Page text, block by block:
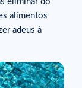
alimentos
adeus à